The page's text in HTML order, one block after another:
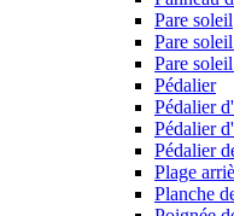
Pare soleil
Pare
Pare
Pédalier
Pédalier
Pédalier
Pédalier
Plage
Planche